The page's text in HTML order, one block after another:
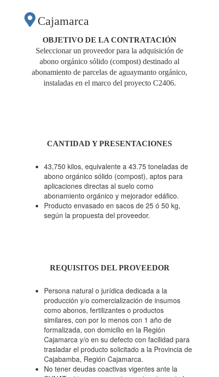
Cajamarca
OBJETIVO DE LA CONTRATACIÓN
Seleccionar un proveedor para la adquisición de
abono orgánico sólido (compost) destinado al
abonamiento de parcelas de aguaymanto orgánico,
instaladas en el marco del proyecto C2406.
CANTIDAD Y PRESENTACIONES
43,750 kilos, equivalente a 43.75 toneladas de
abono orgánico sólido (compost), aptos para
aplicaciones directas al suelo como
abonamiento orgánico y mejorador edáfico.
Producto envasado en sacos de 25 ó 50 kg,
según la propuesta del proveedor.
REQUISITOS DEL PROVEEDOR
Persona natural o jurídica dedicada a la
producción y/o comercialización de insumos
como abonos, fertilizantes o productos
similares, con por lo menos con 1 año de
formalizada, con domicilio en la Región
Cajamarca y/o en su defecto con facilidad para
trasladar el producto solicitado a la Provincia de
Cajabamba, Región Cajamarca.
No tener deudas coactivas vigentes ante la